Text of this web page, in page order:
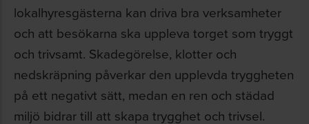
lokalhyresgästerna kan driva bra verksamheter
och att besökarna ska uppleva torget som tryggt
och trivsamt. Skadegörelse, klotter och
nedskräpning påverkar den upplevda tryggheten
på ett negativt sätt, medan en ren och städad
miljö bidrar till att skapa trygghet och trivsel.